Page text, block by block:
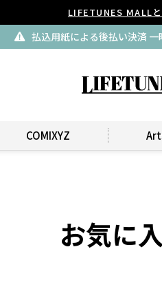
LIFETUNES MALL
払込用紙による後払い決済
COMIXYZ
お気に